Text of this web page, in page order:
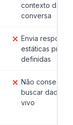
contexto da
conversa
✕ Envia respostas
estáticas pré-
definidas
✕ Não consegue
buscar dados
vivo